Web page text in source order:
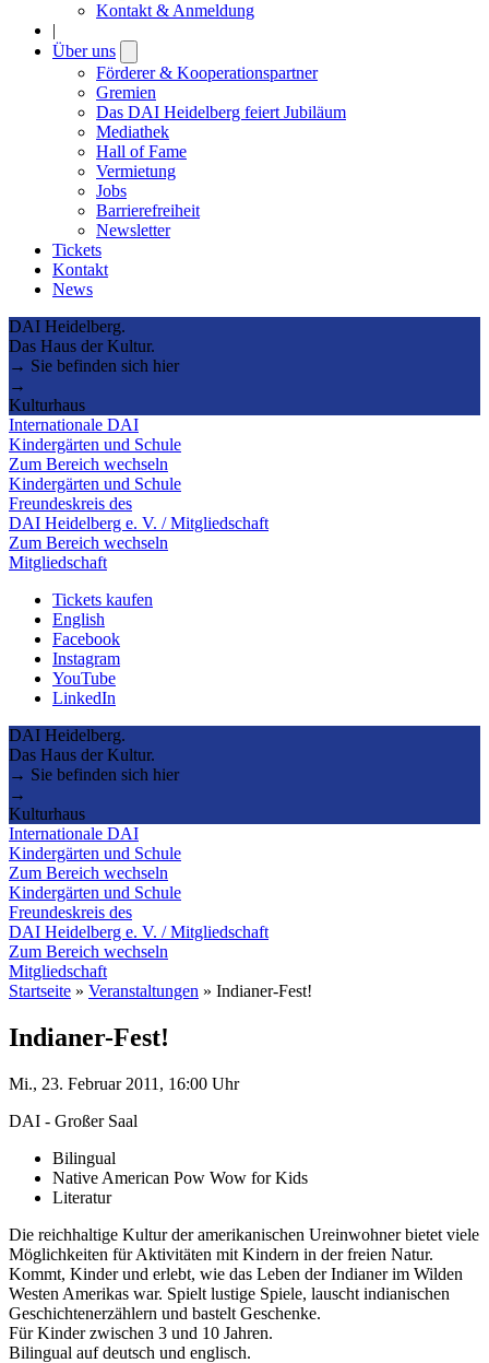
Kontakt & Anmeldung
|
Über uns
submenu
Förderer & Kooperationspartner
Gremien
Das DAI Heidelberg feiert Jubiläum
Mediathek
Hall of Fame
Vermietung
Jobs
Barrierefreiheit
Newsletter
Tickets
Kontakt
News
DAI Heidelberg.
Das Haus der Kultur.
→ Sie befinden sich hier
→
Kulturhaus
Internationale DAI
Kindergärten und Schule
Zum Bereich wechseln
Kindergärten und Schule
Freundeskreis des
DAI Heidelberg e. V. / Mitgliedschaft
Zum Bereich wechseln
Mitgliedschaft
Tickets kaufen
English
Facebook
Instagram
YouTube
LinkedIn
DAI Heidelberg.
Das Haus der Kultur.
→ Sie befinden sich hier
→
Kulturhaus
Internationale DAI
Kindergärten und Schule
Zum Bereich wechseln
Kindergärten und Schule
Freundeskreis des
DAI Heidelberg e. V. / Mitgliedschaft
Zum Bereich wechseln
Mitgliedschaft
Startseite » Veranstaltungen » Indianer-Fest!
Indianer-Fest!
Mi., 23. Februar 2011, 16:00 Uhr
DAI - Großer Saal
Bilingual
Native American Pow Wow for Kids
Literatur
Die reichhaltige Kultur der amerikanischen Ureinwohner bietet viele
Möglichkeiten für Aktivitäten mit Kindern in der freien Natur.
Kommt, Kinder und erlebt, wie das Leben der Indianer im Wilden
Westen Amerikas war. Spielt lustige Spiele, lauscht indianischen
Geschichtenerzählern und bastelt Geschenke.
Für Kinder zwischen 3 und 10 Jahren.
Bilingual auf deutsch und englisch.